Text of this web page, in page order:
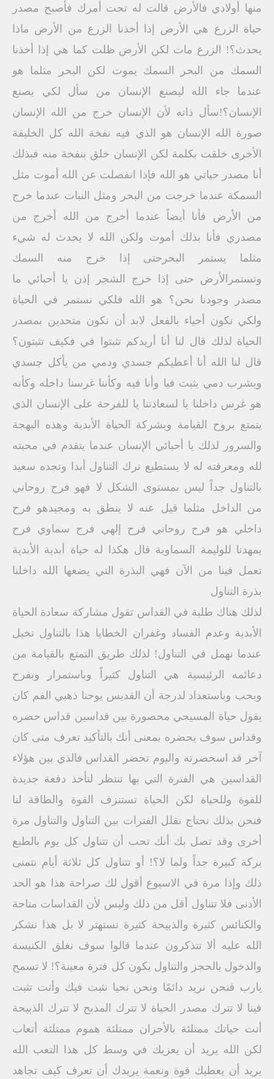
منها أولادي فالأرض قالت له تحت أمرك فأصبح مصدر
حياة الزرع هي الأرض إذا أخذنا الزرع من الأرض ماذا
يحدث؟! الزرع مات لكن الأرض ظلت كما هي إذا أخذنا
السمك من البحر السمك يموت لكن البحر مثلما هو
عندما جاء الله ليصنع الإنسان من سأل لكي يصنع
الإنسان؟!سأل ذاته لأن الإنسان خرج من الله الإنسان
صورة الله الإنسان هو الذي فيه نفخة الله كل الخليقة
الأخرى خلقت بكلمة لكن الإنسان خلق بنفخة منه فبذلك
أنا مصدر حياتي هو الله فإذا انفصلت عن الله أموت مثل
السمكة عندما خرجت من البحر ومثل النبات عندما خرج
من الأرض فأنا أيضاً عندما أخرج من الله أخرج من
مصدري فأنا بذلك أموت ولكن الله لا يحدث له شيء
مثلما يستمر البحرحتى إذا خرج منه السمك
وتستمرالأرض حتى إذا خرج الشجر إذن يا أحبائي ما
مصدر وجودنا نحن؟ هو الله فلكي نستمر في الحياة
ولكي نكون أحياء بالفعل لابد أن نكون متحدين بمصدر
الحياة لذلك قال لنا أنا أريدكم تثبتوا في فكيف تثبتون؟
قال لنا الله أنا أعطيكم جسدي ودمي من يأكل جسدي
ويشرب دمي يثبت فيا وأنا فيه وكأننا غرسنا داخله وكأنه
هو غرس داخلنا يا لسعادتنا يا للفرحة على الإنسان الذي
يتمتع بروح القيامة وبشركة الحياة الأبدية وهذه البهجة
والسرور لذلك يا أحبائي الإنسان عندما يتقدم في محبته
لله ومعرفته له لا يستطيع ترك التناول أبدا وتجده سعيد
بالتناول جداً ليس بمستوى الشكل لا فهو فرح روحاني
من الداخل مثلما قيل عنه لا ينطق به ومجيدهو فرح
داخلي هو فرح روحاني فرح إلهي فرح سماوي فرح
يمهدنا للوليمة السماوية قال هكذا له حياة أبدية الأبدية
تعمل فينا من الآن فهي البذرة التي يضعها الله داخلنا
بذرة التناول
لذلك هناك طلبة في القداس تقول مشاركة سعادة الحياة
الأبدية وعدم الفساد وغفران الخطايا هذا بالتناول تخيل
عندما نهمل في التناول! لذلك طريق التمتع بالقيامة من
دعائمه الرئيسية هي التناول كثيراً وباستمرار وبفرح
وبحب وباستعداد لدرجة أن القديس يوحنا ذهبي الفم كان
يقول حياة المسيحي محصورة بين قداسين قداس حضره
وقداس سوف يحضره بمعنى أنك بالتأكيد تعرف متى كان
آخر قد اسحضرته واليوم تحضر القداس فالذي بين هؤلاء
القداسين هي الفترة التي بها تنتظر لتأخذ دفعة جديدة
للقوة وللحياة لكن الحياة تستنزف القوة والطاقة لنا
فنحن بذلك نحتاج نقلل الفترات بين التناول والتناول مرة
أخرى وقد تصل بك أنك تحب أن تتناول كل يوم بالطبع
بركة كبيرة جداً ولما لا؟! أو تتناول كل ثلاثة أيام نتمنى
ذلك وإذا مرة في الاسبوع أقول لك صراحة هذا هو الحد
الأدنى فلا تتناول أقل من ذلك وليس لأن القداسات متاحة
والكنائس كثيرة والذبيحة كثيرة نستهتر لا بل هذا نشكر
الله عليه ألا تتذكرون عندما قالوا سوف نغلق الكنيسة
والدخول بالحجز والتناول يكون كل فترة معينة؟! لا تسمح
يارب فنحن نريد دائمًا ونحن نحيا نثبت فيك وأنت تثبت
فينا لا تترك مصدر الحياة لا تترك المذبح لا تترك الذبيحة
أنت حياتك ممتلئة بالأحزان ممتلئة هموم ممتلئة أتعاب
لكن الله يريد أن يعزيك في وسط كل هذا التعب الله
يريد أن يعطيك قوة ونعمة يريدك أن تعرف كيف تجاهد